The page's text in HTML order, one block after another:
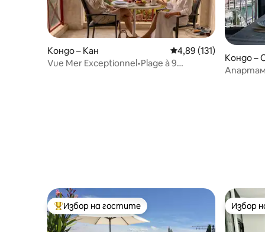
Кондо – Кан Средна оценка: 4,89
4,89 (131)
Vue Mer Exceptionnel•Plage à 9
Кондо –
Най-популярен избор на гостите
Избор на гостите Избор
Избор